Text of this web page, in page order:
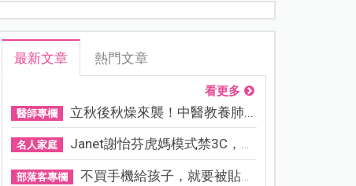
最新文章 熱門文章
看更多
醫師專欄 立秋後秋燥來襲！中醫教養肺...
名人家庭 Janet謝怡芬虎媽模式禁3C，看...
部落客專欄 不買手機給孩子，就要被貼「...